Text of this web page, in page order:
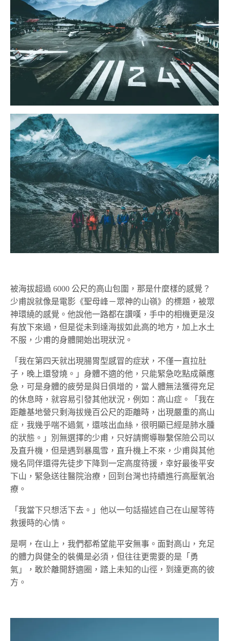
被海拔超過 6000 公尺的高山包圍，那是什麼樣的感覺？
少甫說就像是電影《聖母峰－眾神的山嶺》的標題，被眾
神環繞的感覺。他說他一路都在讚嘆，手中的相機更是沒
有放下來過，但是從未到達海拔如此高的地方，加上水土
不服，少甫的身體開始出現狀況。
「我在第四天就出現腸胃型感冒的症狀，不僅一直拉肚
子，晚上還發燒。」身體不適的他，只能緊急吃點成藥應
急，可是身體的疲勞是與日俱增的，當人體無法獲得充足
的休息時，就容易引發其他狀況，例如：高山症。「我在
距離基地營只剩海拔幾百公尺的距離時，出現嚴重的高山
症，我幾乎喘不過氣，還咳出血絲，很明顯已經是肺水腫
的狀態。」別無選擇的少甫，只好請嚮導聯繫保險公司以
及直升機，但是遇到暴風雪，直升機上不來，少甫與其他
幾名同伴還得先徒步下降到一定高度待援，幸好最後平安
下山，緊急送往醫院治療，回到台灣也持續進行高壓氧治
療。
「我當下只想活下去。」他以一句話描述自己在山屋等待
救援時的心情。
是啊，在山上，我們都希望能平安無事。面對高山，充足
的體力與健全的裝備是必須，但往往更需要的是「勇
氣」，敢於離開舒適圈，踏上未知的山徑，到達更高的彼
方。